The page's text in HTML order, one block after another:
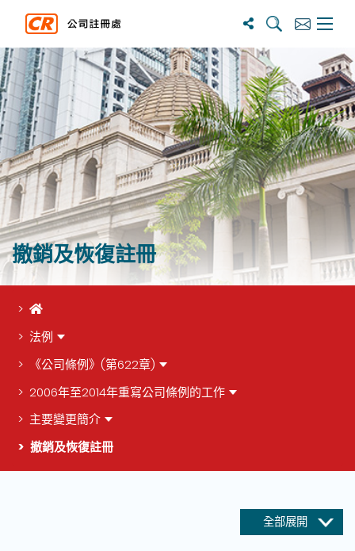
搜寻 订阅主选
撤銷及恢復註冊
首頁
法例
《公司條例》(第622章)
2006年至2014年重寫公司條例的工作
主要變更簡介
撤銷及恢復註冊
全部展開